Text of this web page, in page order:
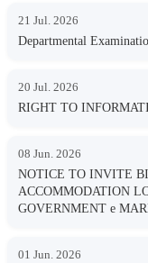
21 Jul. 2026
Departmental
20 Jul. 2026
RIGHT TO
08 Jun. 2026
NOTICE TO INVITE
ACCOMMODATION
GOVERNMENT e
01 Jun. 2026